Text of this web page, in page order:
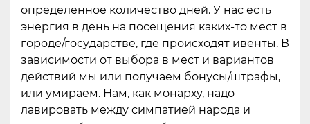
определённое количество дней. У нас есть
энергия в день на посещения каких-то мест в
городе/государстве, где происходят ивенты. В
зависимости от выбора в мест и вариантов
действий мы или получаем бонусы/штрафы,
или умираем. Нам, как монарху, надо
лавировать между симпатией народа и